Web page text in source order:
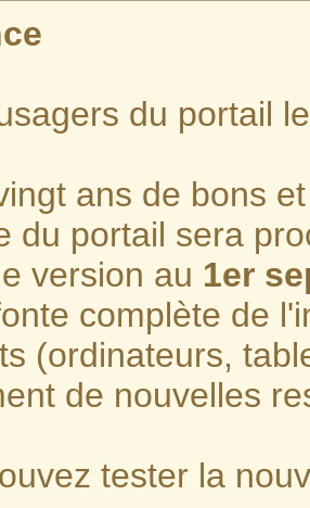
du portail
ans de bons
du portail sera
version au 1er
complète de
(ordinateurs,
de nouvelles
tester la